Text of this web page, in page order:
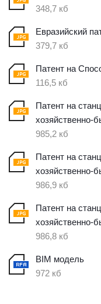
348,7 кб
Евразийский
379,7 кб
Патент на
116,5 кб
Патент на
хозяйственно-
985,2 кб
Патент на
хозяйственно-
986,9 кб
Патент на
хозяйственно-
986,8 кб
BIM модель
972 кб